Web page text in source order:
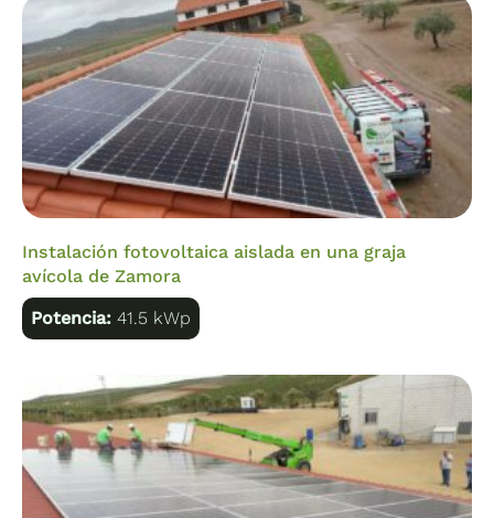
Instalación fotovoltaica aislada en una graja
avícola de Zamora
Potencia:41.5 kWp